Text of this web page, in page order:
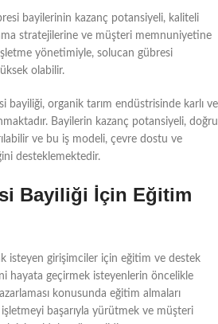
bayilerinin kazanç potansiyeli, kaliteli
stratejilerine ve müşteri memnuniyetine
yönetimiyle, solucan gübresi
olabilir.
bayiliği, organik tarım endüstrisinde karlı ve
Bayilerin kazanç potansiyeli, doğru
ve bu iş modeli, çevre dostu ve
desteklemektedir.
Bayiliği İçin Eğitim
isteyen girişimciler için eğitim ve destek
hayata geçirmek isteyenlerin öncelikle
konusunda eğitim almaları
başarıyla yürütmek ve müşteri